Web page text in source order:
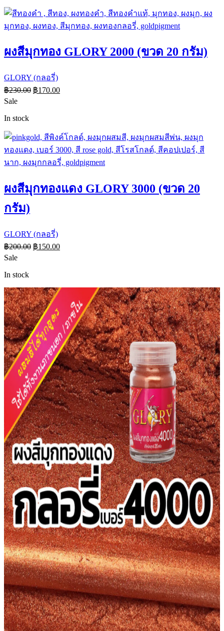
ผงสีมุกทอง GLORY 2000 (ขวด 20 กรัม)
GLORY (กลอรี่)
฿230.00 ฿170.00
Sale
In stock
ผงสีมุกทองแดง GLORY 3000 (ขวด 20
กรัม)
GLORY (กลอรี่)
฿200.00 ฿150.00
Sale
In stock